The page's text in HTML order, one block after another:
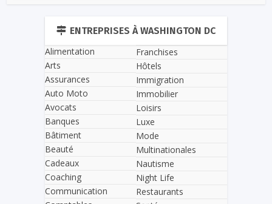
ENTREPRISES À WASHINGTON DC
Alimentation
Arts
Assurances
Auto Moto
Avocats
Banques
Bâtiment
Beauté
Cadeaux
Coaching
Communication
Franchises
Hôtels
Immigration
Immobilier
Loisirs
Luxe
Mode
Multinationales
Nautisme
Night Life
Restaurants